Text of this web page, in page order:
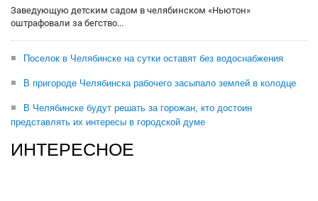
Заведующую детским садом в челябинском «Ньютон»
оштрафовали за бегство...
Поселок в Челябинске на сутки оставят без водоснабжения
В пригороде Челябинска рабочего засыпало землей в колодце
В Челябинске будут решать за горожан, кто достоин
представлять их интересы в городской думе
ИНТЕРЕСНОЕ